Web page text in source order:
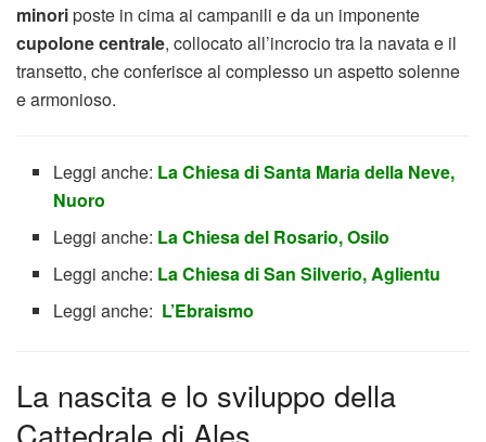
minoriposte in cima ai campanili e da un imponente
cupolone centrale, collocato all’incrocio tra la navata e il
transetto, che conferisce al complesso un aspetto solenne
e armonioso.
Leggi anche: La Chiesa di Santa Maria della Neve,
Nuoro
Leggi anche: La Chiesa del Rosario, Osilo
Leggi anche: La Chiesa di San Silverio, Aglientu
Leggi anche: L’Ebraismo
La nascita e lo sviluppo della